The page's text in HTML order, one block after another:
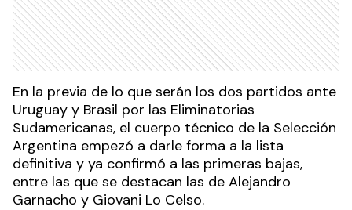
En la previa de lo que serán los dos partidos ante
Uruguay y Brasil por las Eliminatorias
Sudamericanas, el cuerpo técnico de la Selección
Argentina empezó a darle forma a la lista
definitiva y ya confirmó a las primeras bajas,
entre las que se destacan las de Alejandro
Garnacho y Giovani Lo Celso.